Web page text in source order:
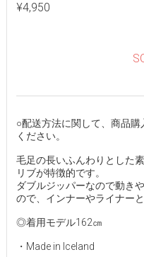
¥4,950
○配送方法に関して、商品
ください。
毛足の長いふんわりとした
リブが特徴的です。
ダブルジッパーなので動き
ので、インナーやライナー
◎着用モデル162㎝
・Made in Iceland